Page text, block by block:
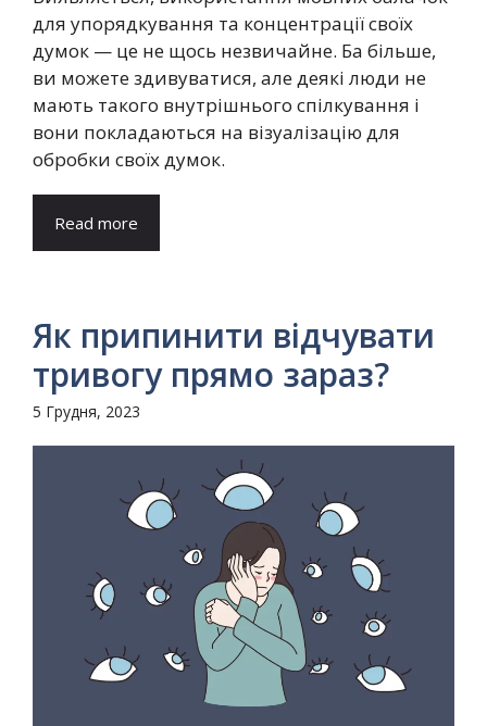
для упорядкування та концентрації своїх
думок — це не щось незвичайне. Ба більше,
ви можете здивуватися, але деякі люди не
мають такого внутрішнього спілкування і
вони покладаються на візуалізацію для
обробки своїх думок.
Read more
Як припинити відчувати
тривогу прямо зараз?
5 Грудня, 2023